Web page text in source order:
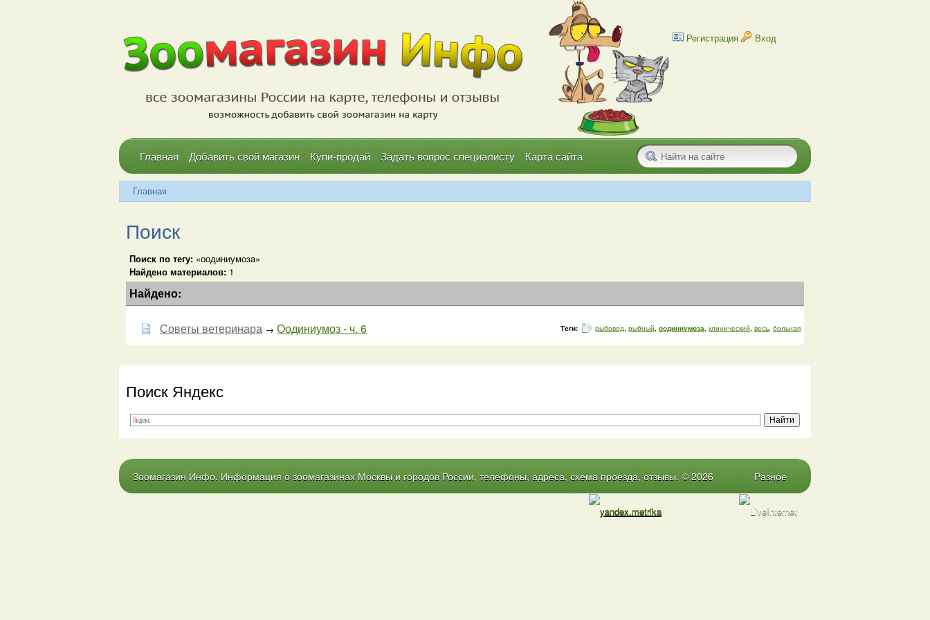
Регистрация Вход
Главная Добавить свой магазин Купи-продай Задать вопрос специалисту Карта сайта
Главная
Поиск
Поиск по тегу: «оодиниумоза»
Найдено материалов: 1
Найдено:
Советы ветеринара → Оодиниумоз - ч. 6 Теги: рыбовод, рыбный, оодиниумоза, клинический, весь, больная
Поиск Яндекс
Зоомагазин Инфо. Информация о зоомагазинах Москвы и городов России, телефоны, адреса, схема проезда, отзывы. © 2026 Разное